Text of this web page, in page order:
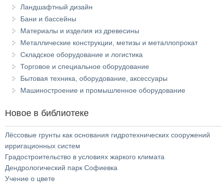
Ландшафтный дизайн
Бани и бассейны
Материалы и изделия из древесины
Металлические конструкции, метизы и металлопрокат
Складское оборудование и логистика
Торговое и специальное оборудование
Бытовая техника, оборудование, аксессуары
Машиностроение и промышленное оборудование
Новое в библиотеке
Лёссовые грунты как основания гидротехнических сооружений
ирригационных систем
Градостроительство в условиях жаркого климата
Дендрологический парк Софиевка
Учение о цвете